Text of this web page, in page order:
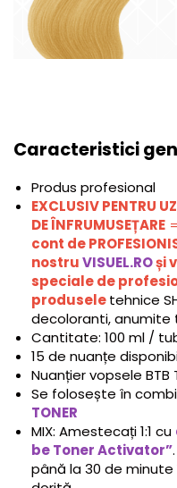
Caracteristici
Produs profesional
EXCLUSIV PENTRU
DE ÎNFRUMUSEȚARE
cont de
nostruVISUEL.ROși
speciale de
produseletehnice
decoloranti,
Cantitate: 100 ml /
15 de nuanțe
Nuanțier vopsele BTB
Se folosește în
TONER
MIX: Amestecați 1:1 cu
be Toner Activator”
până la 30 de